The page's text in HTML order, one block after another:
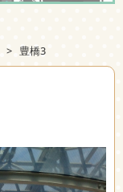
> 豊橋3